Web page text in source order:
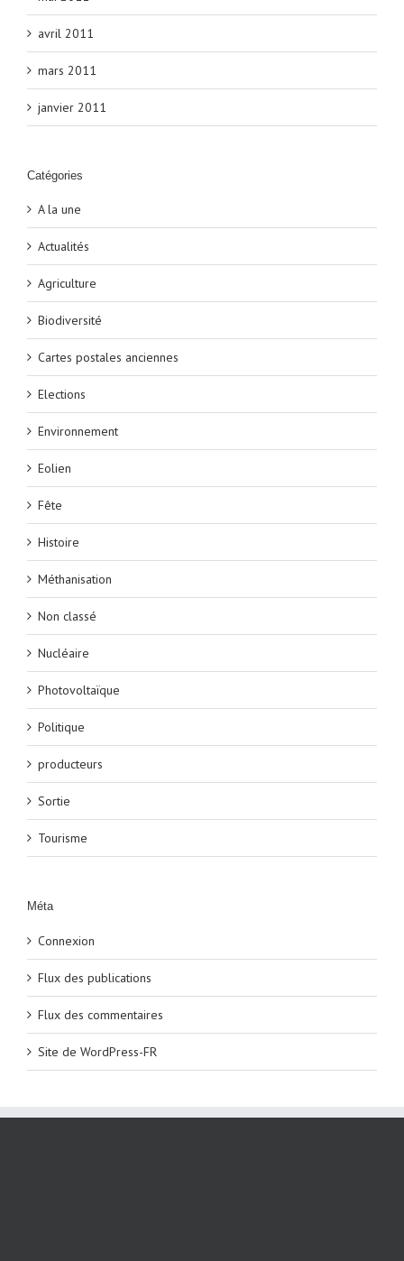
avril 2011
mars 2011
janvier 2011
Catégories
A la une
Actualités
Agriculture
Biodiversité
Cartes postales anciennes
Elections
Environnement
Eolien
Fête
Histoire
Méthanisation
Non classé
Nucléaire
Photovoltaïque
Politique
producteurs
Sortie
Tourisme
Méta
Connexion
Flux des publications
Flux des commentaires
Site de WordPress-FR